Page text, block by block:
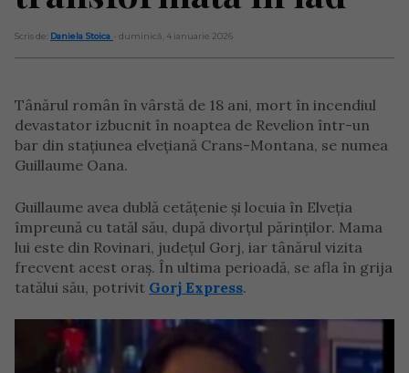
Scris de: Daniela Stoica - duminică, 4 ianuarie 2026
Tânărul român în vârstă de 18 ani, mort în incendiul
devastator izbucnit în noaptea de Revelion într-un
bar din stațiunea elvețiană Crans-Montana, se numea
Guillaume Oana.
Guillaume avea dublă cetățenie și locuia în Elveția
împreună cu tatăl său, după divorțul părinților. Mama
lui este din Rovinari, județul Gorj, iar tânărul vizita
frecvent acest oraș. În ultima perioadă, se afla în grija
tatălui său, potrivit Gorj Express.